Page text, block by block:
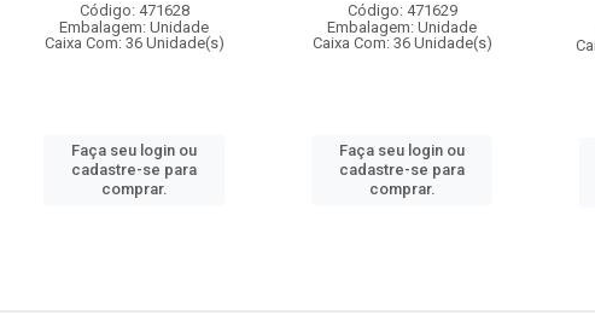
Código: 471628
Embalagem: Unidade
Caixa Com: 36 Unidade(s)
Faça seu login ou
cadastre-se para
comprar.
Código: 471629
Embalagem: Unidade
Caixa Com: 36 Unidade(s)
Faça seu login ou
cadastre-se para
comprar.